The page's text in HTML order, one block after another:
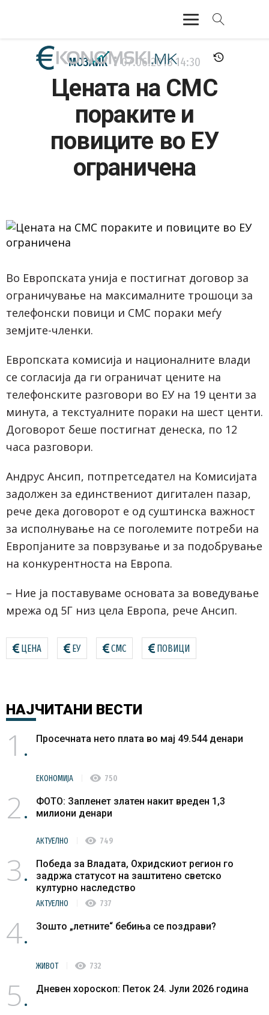
АКТУЕЛНО
ЕКОНОМИЈА
ФИНАНСИИ
БАНКАРСТВО
ЖИВОТ
МОЗАИК 07.06.201814:30
Цената на СМС
пораките и
повиците во ЕУ
ограничена
Во Европската унија е постигнат договор за
ограничување на максималните трошоци за
телефонски повици и СМС пораки меѓу
земјите-членки.
Европската комисија и националните влади
се согласија да ги ограничат цените на
телефонските разговори во ЕУ на 19 центи за
минута, а текстуалните пораки на шест центи.
Договорот беше постигнат денеска, по 12
часа разговори.
Андрус Ансип, потпретседател на Комисијата
задолжен за единствениот дигитален пазар,
рече дека договорот е од суштинска важност
за исполнување на се поголемите потреби на
Европјаните за поврзување и за подобрување
на конкурентноста на Европа.
– Ние ја поставуваме основата за воведување
мрежа од 5Г низ цела Европа, рече Ансип.
ЦЕНА ЕУ СМС ПОВИЦИ
НАЈЧИТАНИ ВЕСТИ
1 Просечната нето плата во мај 49.544 денари
ЕКОНОМИЈА visibility 750
2
ФОТО: Запленет златен накит вреден 1,3
милиони денари
АКТУЕЛНО visibility 749
3
Победа за Владата, Охридскиот регион го
задржа статусот на заштитено светско
културно наследство
АКТУЕЛНО visibility 737
4 Зошто „летните“ бебиња се поздрави?
ЖИВОТ visibility 732
5 Дневен хороскоп: Петок 24. Јули 2026 година